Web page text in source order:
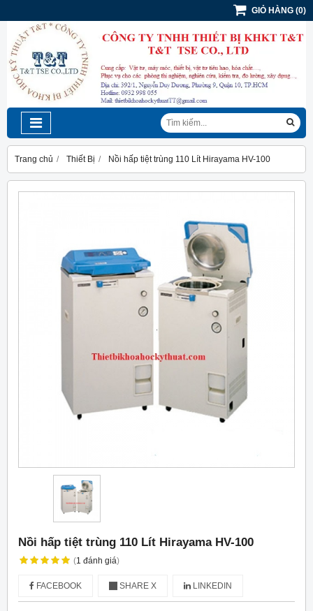
GIỎ HÀNG (0)
Trang chủ Thiết Bị Nồi hấp tiệt trùng 110 Lít Hirayama HV-100
Nồi hấp tiệt trùng 110 Lít Hirayama HV-100
(1 đánh giá)
FACEBOOK SHARE X LINKEDIN